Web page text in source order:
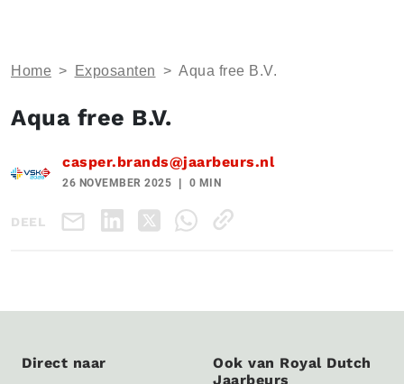
Home > Exposanten > Aqua free B.V.
Aqua free B.V.
casper.brands@jaarbeurs.nl
26 NOVEMBER 2025 0 MIN
DEEL
Direct naar
Ook van Royal Dutch
Jaarbeurs